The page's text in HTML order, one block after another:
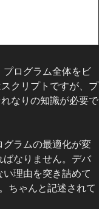
ログラム全体をビ
クリプトですが、プ
なりの知識が必要で
ラムの最適化が変
ばなりません。デバ
理由を突き詰めて
ちゃんと記述されて